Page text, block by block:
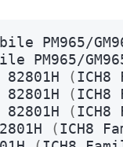
PM965/
PM965/
82801H (ICH8
82801H (ICH8
82801H (ICH8
(ICH8